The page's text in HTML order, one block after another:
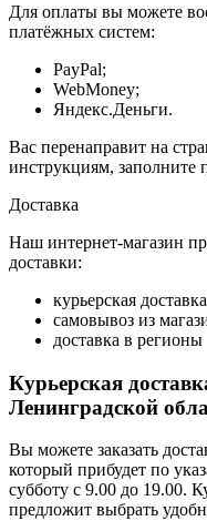
Для оплаты вы можете
платёжных систем:
PayPal;
WebMoney;
Яндекс.Деньги.
Вас перенаправит на
инструкциям, заполните
Доставка
Наш интернет-магазин
доставки:
курьерская доставка
самовывоз из
доставка в регионы
Курьерская
Ленинградской
Вы можете заказать
который прибудет по
субботу с 9.00 до 19.00.
предложит выбрать